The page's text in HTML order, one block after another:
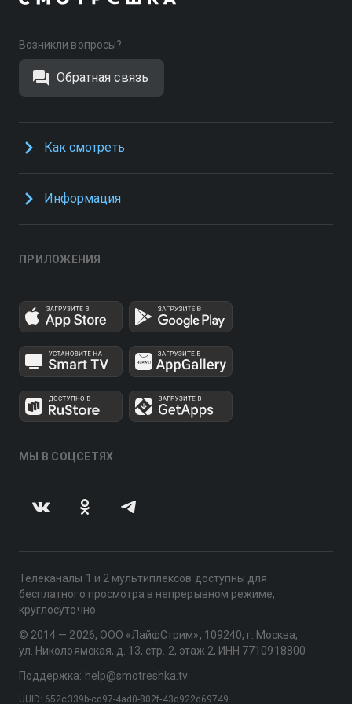
Возникли вопросы?
Обратная связь
Как смотреть
Информация
ПРИЛОЖЕНИЯ
МЫ В СОЦСЕТЯХ
Телеканалы 1 и 2 мультиплексов доступны для
бесплатного просмотра в непрерывном режиме,
круглосуточно.
© 2014 — 2026, ООО «ЛайфСтрим», 109240, г. Москва,
ул. Николоямская, д. 13, стр. 2, этаж 2, ИНН 7710918800
Поддержка: help@smotreshka.tv
UUID: 652c339b-cd97-4ad0-802f-43d922d69749